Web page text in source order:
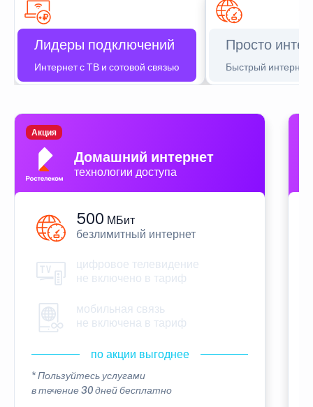
Лидеры подключений
Интернет с ТВ и сотовой связью
Просто
Быстрый интернет
Домашний интернет
технологии доступа
Акция
500 МБит
безлимитный интернет
цифровое телевидение
не включено в тариф
мобильная связь
не включена в тариф
по акции выгоднее
* Пользуйтесь услугами
в течение 30 дней бесплатно